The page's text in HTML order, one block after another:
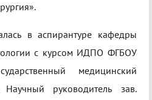
в аспирантуре кафедры
с курсом ИДПО ФГБОУ
медицинский
руководитель зав.